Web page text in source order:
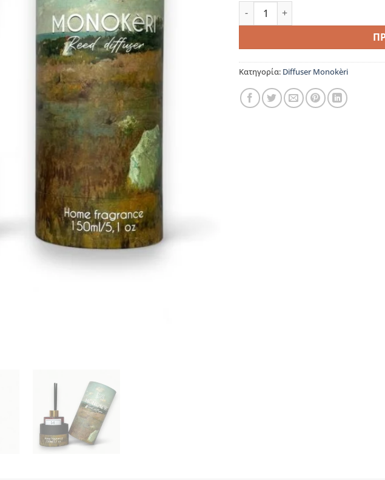
Jasmine & White Tea-Reed
Κατηγορία: Diffuser Monokèri